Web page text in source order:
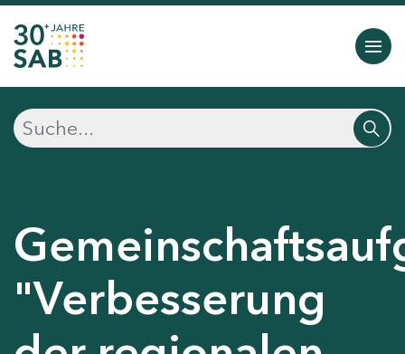
"Verbesserung